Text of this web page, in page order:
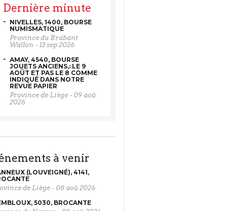
Dernière minute
NIVELLES, 1400, BOURSE
NUMISMATIQUE
Province du Brabant
Wallon - 13 sep 2026
AMAY, 4540, BOURSE
JOUETS ANCIENS,: LE 9
AOÛT ET PAS LE 8 COMME
INDIQUÉ DANS NOTRE
REVUE PAPIER
Province de Liège- 09 aoû
2026
à venir
(LOUVEIGNÉ), 4141,
de Liège- 08 aoû 2026
5030, BROCANTE